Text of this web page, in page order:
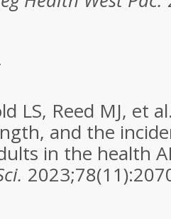
LS, Reed MJ, et
and the
in the health